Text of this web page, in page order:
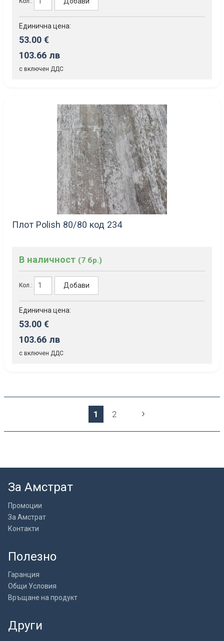
Единична цена:
53.00 €
103.66 лв
с включен ДДС
Плот Polish 80/80 код 234
В наличност (7 бр.)
Кол.: Добави
Единична цена:
53.00 €
103.66 лв
с включен ДДС
1 2 ›
За Амстрат
Промоции
За Амстрат
Контакти
Полезно
Гаранция
Общи Условия
Връщане на продукт
Други